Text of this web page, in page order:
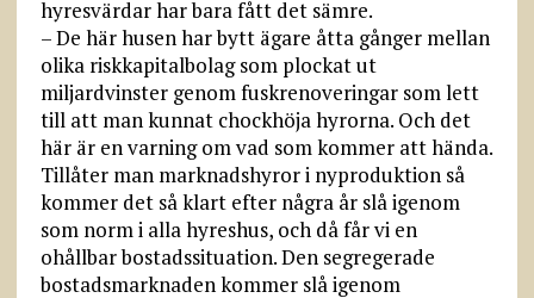
hyresvärdar har bara fått det sämre.
– De här husen har bytt ägare åtta gånger mellan
olika riskkapitalbolag som plockat ut
miljardvinster genom fuskrenoveringar som lett
till att man kunnat chockhöja hyrorna. Och det
här är en varning om vad som kommer att hända.
Tillåter man marknadshyror i nyproduktion så
kommer det så klart efter några år slå igenom
som norm i alla hyreshus, och då får vi en
ohållbar bostadssituation. Den segregerade
bostadsmarknaden kommer slå igenom